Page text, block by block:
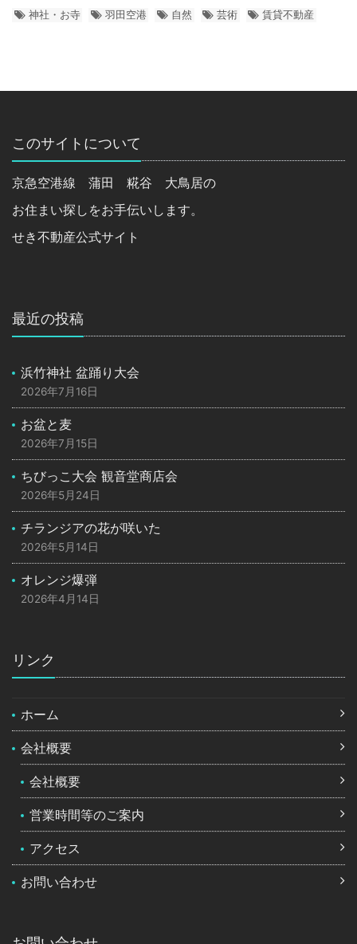
神社・お寺
羽田空港 自然 芸術 賃貸不動産
このサイトについて
京急空港線 蒲田 糀谷 大鳥居の
お住まい探しをお手伝いします。
せき不動産公式サイト
最近の投稿
浜竹神社 盆踊り大会
2026年7月16日
お盆と麦
2026年7月15日
ちびっこ大会 観音堂商店会
2026年5月24日
チランジアの花が咲いた
2026年5月14日
オレンジ爆弾
2026年4月14日
リンク
ホーム
会社概要
会社概要
営業時間等のご案内
アクセス
お問い合わせ